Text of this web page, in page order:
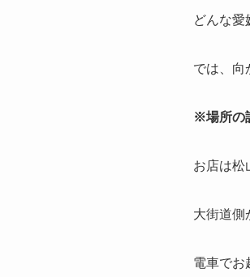
どんな愛
では、向
※場所の
お店は松
大街道側
電車でお